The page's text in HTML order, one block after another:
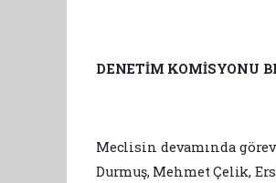
DENETİM KOMİSYONU
Meclisin devamında
Durmuş, Mehmet Çelik,